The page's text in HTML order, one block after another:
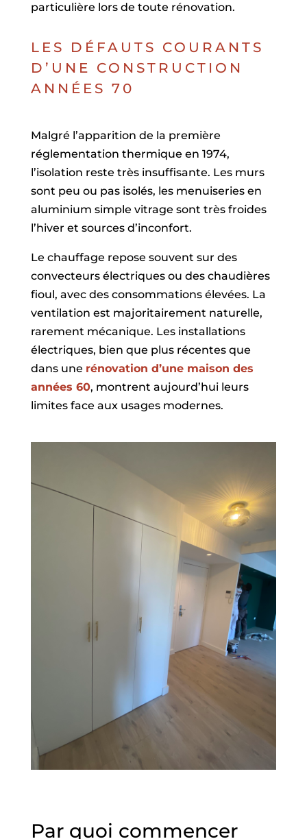
particulière lors de toute rénovation.
LES DÉFAUTS COURANTS
D’UNE CONSTRUCTION
ANNÉES 70
Malgré l’apparition de la première
réglementation thermique en 1974,
l’isolation reste très insuffisante. Les murs
sont peu ou pas isolés, les menuiseries en
aluminium simple vitrage sont très froides
l’hiver et sources d’inconfort.
Le chauffage repose souvent sur des
convecteurs électriques ou des chaudières
fioul, avec des consommations élevées. La
ventilation est majoritairement naturelle,
rarement mécanique. Les installations
électriques, bien que plus récentes que
dans une rénovation d’une maison des
années 60, montrent aujourd’hui leurs
limites face aux usages modernes.
Par quoi commencer